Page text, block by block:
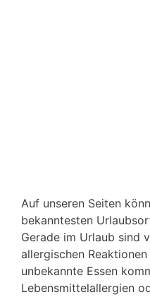
Auf unseren Seiten
bekanntesten
Gerade im Urlaub sind
allergischen
unbekannte Essen
Lebensmittelallergien